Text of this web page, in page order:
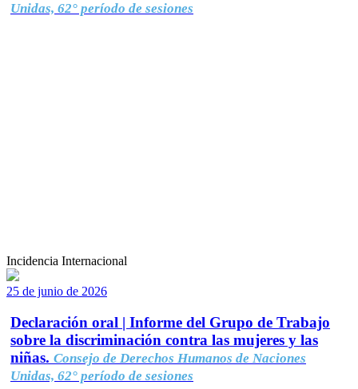
Unidas, 62° período de sesiones
Incidencia Internacional
25 de junio de 2026
Declaración oral | Informe del Grupo de Trabajo
sobre la discriminación contra las mujeres y las
niñas. Consejo de Derechos Humanos de Naciones
Unidas, 62° período de sesiones